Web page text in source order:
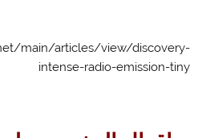
main/articles/view/discovery-
intense-radio-emission-tiny